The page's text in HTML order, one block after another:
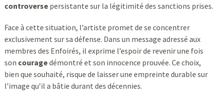
controversepersistante sur la légitimité des sanctions prises.
Face à cette situation, l’artiste promet de se concentrer
exclusivement sur sa défense. Dans un message adressé aux
membres des Enfoirés, il exprime l’espoir de revenir une fois
son couragedémontré et son innocence prouvée. Ce choix,
bien que souhaité, risque de laisser une empreinte durable sur
l’image qu’il a bâtie durant des décennies.